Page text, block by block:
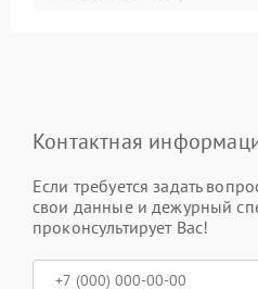
Контактная
Если требуется задать
свои данные и дежурный
проконсультирует Вас!